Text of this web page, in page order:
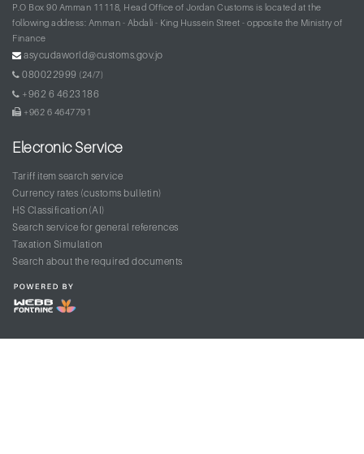
P.O Box 90 Amman 11118, Head Office of Jordan Customs is located at the
following address: Amman - Abdali - King Hussein Street - opposite the Ministry of
Finance
asycudaworld@customs.gov.jo
080022999 (24/7)
+962 6 4623186
+962 6 4647791
Elecronic Service
Tariff item search service
Currency rates (customs bulletin)
HS Classification(AI)
Search service for general references
Taxation Simulation
Search about the required documents